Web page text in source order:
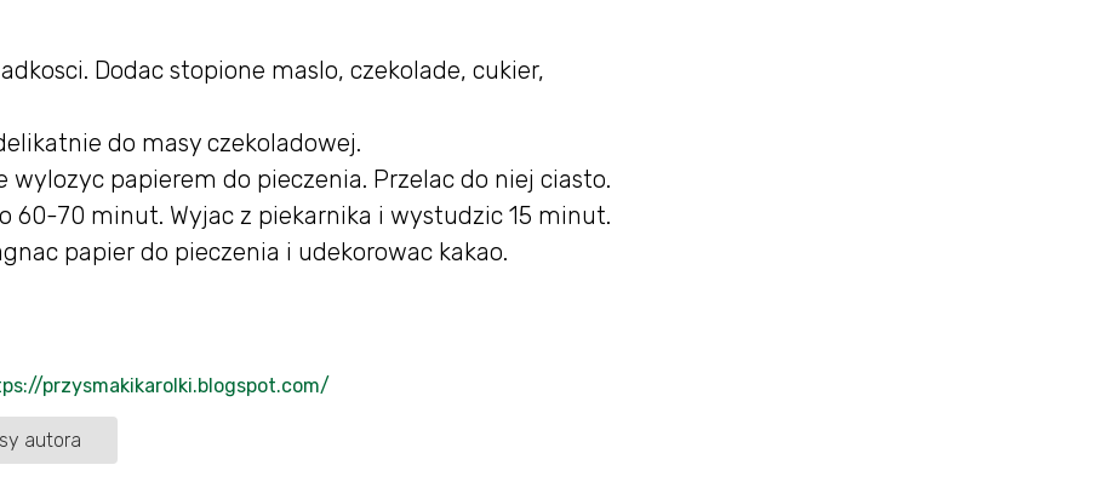
Dodac stopione maslo, czekolade, cukier,
do masy czekoladowej.
wylozyc papierem do pieczenia. Przelac do niej ciasto.
60-70 minut. Wyjac z piekarnika i wystudzic 15 minut.
papier do pieczenia i udekorowac kakao.
przysmakikarolki.blogspot.com/
autora